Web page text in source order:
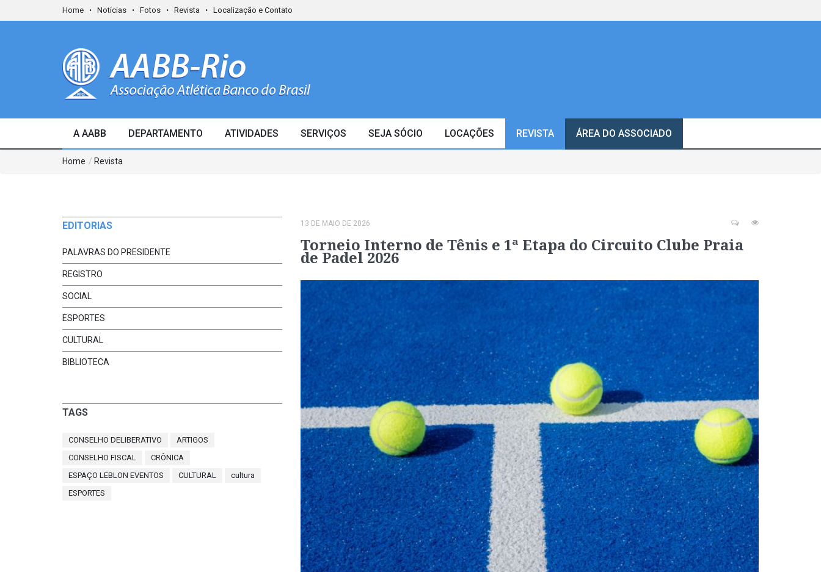
Home Notícias Fotos Revista Localização e Contato
A AABB DEPARTAMENTO ATIVIDADES SERVIÇOS SEJA SÓCIO LOCAÇÕES REVISTA ÁREA DO ASSOCIADO
Home / Revista
EDITORIAS
PALAVRAS DO PRESIDENTE
REGISTRO
SOCIAL
ESPORTES
CULTURAL
BIBLIOTECA
TAGS
CONSELHO DELIBERATIVO
ARTIGOS
CONSELHO FISCAL
CRÔNICA
ESPAÇO LEBLON EVENTOS
CULTURAL
cultura
ESPORTES
13 DE MAIO DE 2026
Torneio Interno de Tênis e 1ª Etapa do Circuito Clube Praia
de Padel 2026